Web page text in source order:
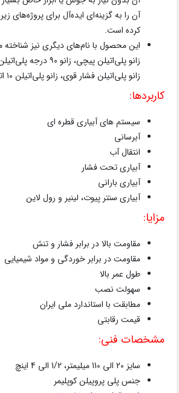
آن را به گزینه‌ای ایده‌آل برای پروژه‌های
کرده است.
این محصول با نام‌های دیگری نیز شناخته
زانو پلی‌اتیلن پیچی،
زانو پلی‌اتیلن فشار قوی، زانو پلی‌اتیلن ۱۰ اتمسفر و زانو پلیمری.
کاربردها:
سیستم های آبیاری قطره ای
آبرسانی
انتقال آب
آبیاری تحت فشار
آبیاری بارانی
آبیاری سنتر پیوت، لینیر و رول لاین
مزایا:
مقاومت بالا در برابر فشار و تنش
مقاومت در برابر خوردگی و مواد شیمیایی
طول عمر بالا
سهولت نصب
مطابقت با استاندارد ملی ایران
قیمت رقابتی
مشخصات فنی:
سایز 20 الی 110 میلیمتر، 1/2 الی 4 اینچ
جنس پلی پروپیلن کوپلیمر